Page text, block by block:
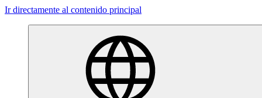
Ir directamente al contenido principal